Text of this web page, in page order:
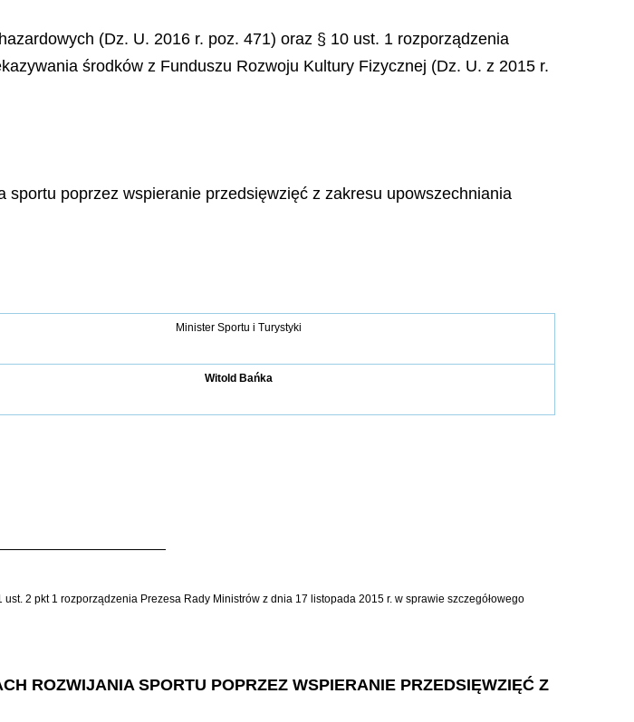
(Dz. U. 2016 r. poz. 471) oraz § 10 ust. 1 rozporządzenia
środków z Funduszu Rozwoju Kultury Fizycznej (Dz. U. z 2015 r.
sportu poprzez wspieranie przedsięwzięć z zakresu upowszechniania
Minister Sportu i Turystyki
Witold Bańka
2 pkt 1 rozporządzenia Prezesa Rady Ministrów z dnia 17 listopada 2015 r. w sprawie szczegółowego
ROZWIJANIA SPORTU POPRZEZ WSPIERANIE PRZEDSIĘWZIĘĆ Z